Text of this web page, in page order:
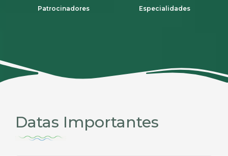
Patrocinadores Especialidades
Datas Importantes